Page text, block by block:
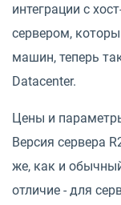
интеграции с
сервером,
машин, теперь
Datacenter.
Цены и
Версия сервера
же, как и
отличие - для